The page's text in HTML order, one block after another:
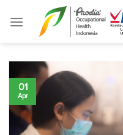
01
Apr